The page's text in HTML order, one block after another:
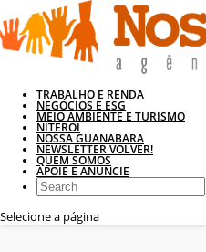
TRABALHO E RENDA
NEGÓCIOS E ESG
MEIO AMBIENTE E TURISMO
NITERÓI
NOSSA GUANABARA
NEWSLETTER VOLVER!
QUEM SOMOS
APOIE E ANUNCIE
Selecione a página